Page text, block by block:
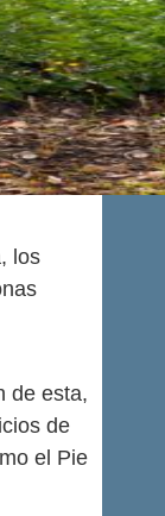
los
de esta,
de
el Pie